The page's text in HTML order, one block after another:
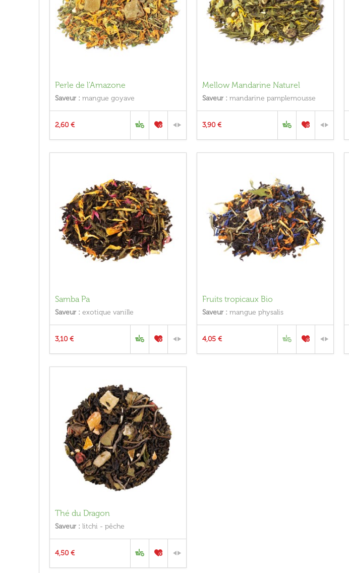
Perle de l'Amazone
Saveur : mangue goyave
2,60 €
Mellow Mandarine Naturel
Saveur : mandarine pamplemousse
3,90 €
Samba Pa
Saveur : exotique vanille
3,10 €
Fruits tropicaux Bio
Saveur : mangue physalis
4,05 €
Thé du Dragon
Saveur : litchi - pêche
4,50 €